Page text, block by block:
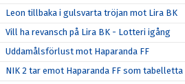
Leon tillbaka i gulsvarta tröjan mot Lira BK
Vill ha revansch på Lira BK - Lotteri igång
Uddamålsförlust mot Haparanda FF
NIK 2 tar emot Haparanda FF som tabelletta